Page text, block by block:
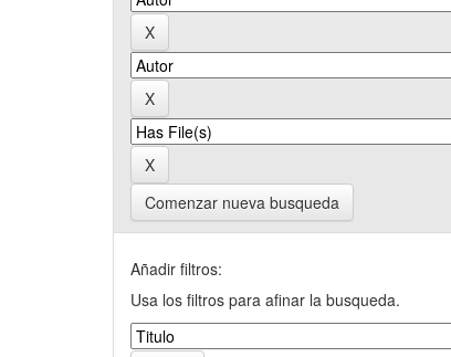
Comenzar nueva busqueda
Añadir filtros:
Usa los filtros para afinar la busqueda.